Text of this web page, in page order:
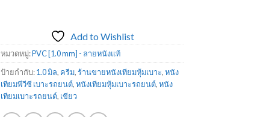
Add to Wishlist
หมวดหมู่:PVC [1.0 mm] - ลายหนังแท้
ป้ายกำกับ:1.0 มิล, ครีม,ร้านขายหนังเทียมหุ้มเบาะ,หนัง
เทียมพีวีซี เบาะรถยนต์,หนังเทียมหุ้มเบาะรถยนต์,หนัง
เทียมเบาะรถยนต์, เขียว